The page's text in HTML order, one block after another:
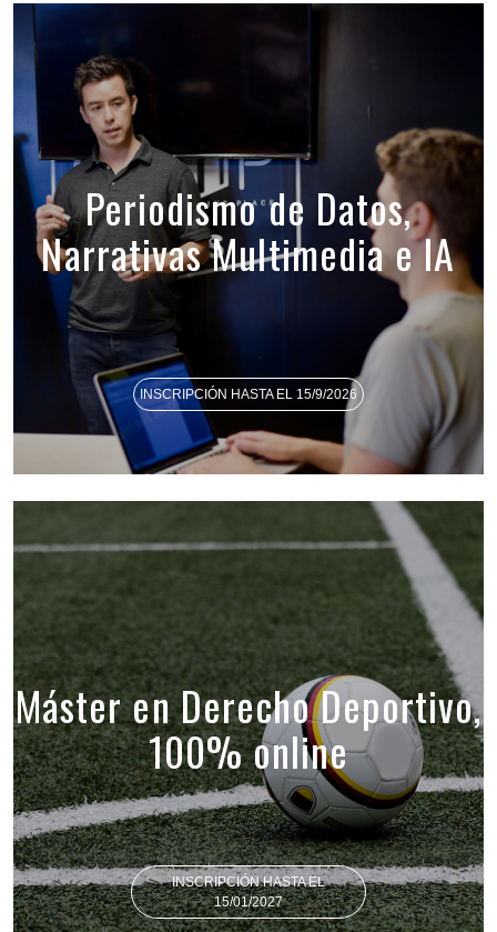
Periodismo de Datos,
Narrativas Multimedia e IA
INSCRIPCIÓN HASTA EL 15/9/2026
Máster en Derecho Deportivo,
100% online
INSCRIPCIÓN HASTA EL
15/01/2027